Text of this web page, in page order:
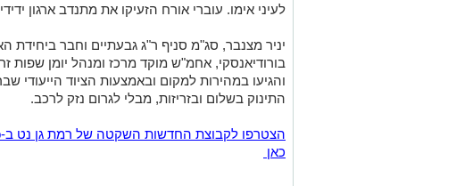
התינוק בשלום ובזריזות, מבלי לגרום נזק לרכב.
כאן